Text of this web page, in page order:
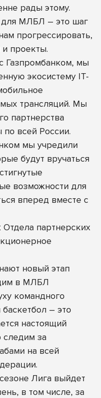
рады этому.
для МЛБЛ – это шаг
прогрессировать,
проекты.
Газпромбанком, мы
экосистему IT-
трансляций. Мы
партнерства
по всей России.
мы учредили
будут вручаться
возможности для
вперед вместе с
партнерских
новый этап
в МЛБЛ
командного
– это
настоящий
следим за
на всей
Лига выйдет
в том числе, за